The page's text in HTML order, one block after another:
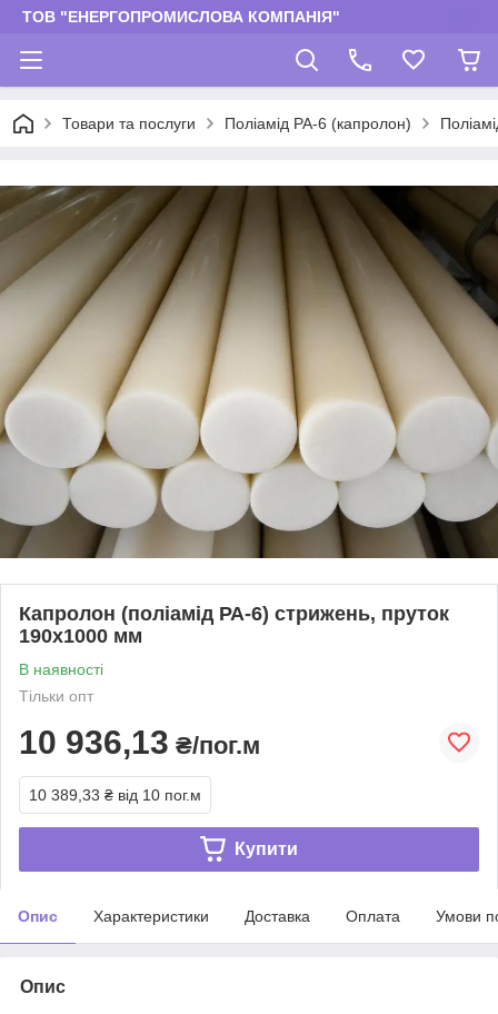
ТОВ "ЕНЕРГОПРОМИСЛОВА КОМПАНІЯ"
Товари та послуги Поліамід РА-6 (капролон)
Капролон (поліамід РА-6) стрижень, пруток
190х1000 мм
В наявності
Тільки опт
10 936,13 ₴/пог.м
10 389,33 ₴ від 10 пог.м
Купити
Опис Характеристики Доставка Оплата Умови
Опис